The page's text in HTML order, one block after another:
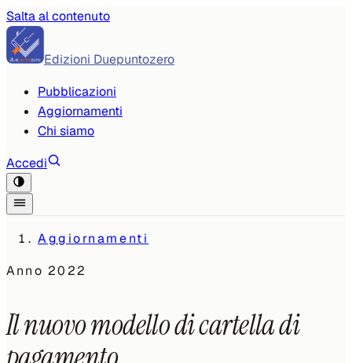
Salta al contenuto
Edizioni Duepuntozero
Pubblicazioni
Aggiornamenti
Chi siamo
Accedi
Aggiornamenti
Anno2022
Il nuovo modello di cartella di